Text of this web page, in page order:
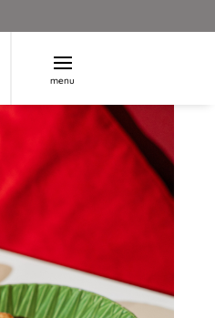
menu
/ Calamaretti fritti